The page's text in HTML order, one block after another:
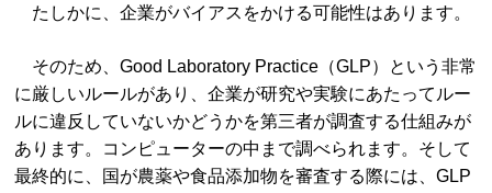
たしかに、企業がバイアスをかける可能性はあります。
そのため、Good Laboratory Practice（GLP）という非常
に厳しいルールがあり、企業が研究や実験にあたってルー
ルに違反していないかどうかを第三者が調査する仕組みが
あります。コンピューターの中まで調べられます。そして
最終的に、国が農薬や食品添加物を審査する際には、GLP